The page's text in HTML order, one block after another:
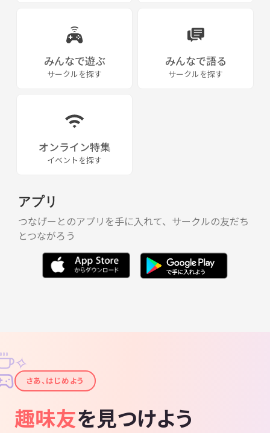
みんなで遊ぶ
サークルを探す
みんなで語る
サークルを探す
オンライン特集
イベントを探す
アプリ
つなげーとのアプリを手に入れて、サークルの友だち
とつながろう
✦
✧
さあ、はじめよう
趣味友を見つけよう